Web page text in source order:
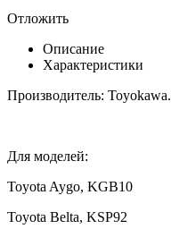
Отложить
Описание
Характеристики
Производитель: Toyokawa.
Для моделей:
Toyota Aygo, KGB10
Toyota Belta, KSP92